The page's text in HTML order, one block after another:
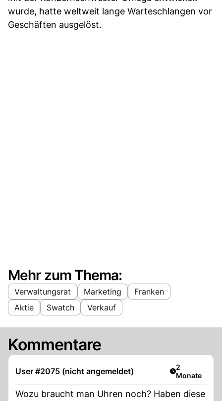
wurde, hatte weltweit lange Warteschlangen vor
Geschäften ausgelöst.
Mehr zum Thema:
Verwaltungsrat Marketing
Franken
Aktie
Swatch Verkauf
Kommentare
User #2075 (nicht angemeldet) Artikel
2
Monate
Wozu braucht man Uhren noch? Haben diese